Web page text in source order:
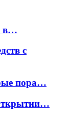
в…
с
пора…